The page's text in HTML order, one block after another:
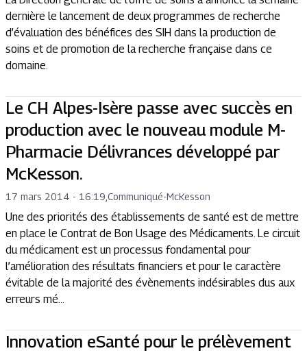
dernière le lancement de deux programmes de recherche
d’évaluation des bénéfices des SIH dans la production de
soins et de promotion de la recherche française dans ce
domaine.
Le CH Alpes-Isère passe avec succès en
production avec le nouveau module M-
Pharmacie Délivrances développé par
McKesson.
17 mars 2014 - 16:19 Communiqué-McKesson
Une des priorités des établissements de santé est de mettre
en place le Contrat de Bon Usage des Médicaments. Le circuit
du médicament est un processus fondamental pour
l’amélioration des résultats financiers et pour le caractère
évitable de la majorité des évènements indésirables dus aux
erreurs mé...
Innovation eSanté pour le prélèvement